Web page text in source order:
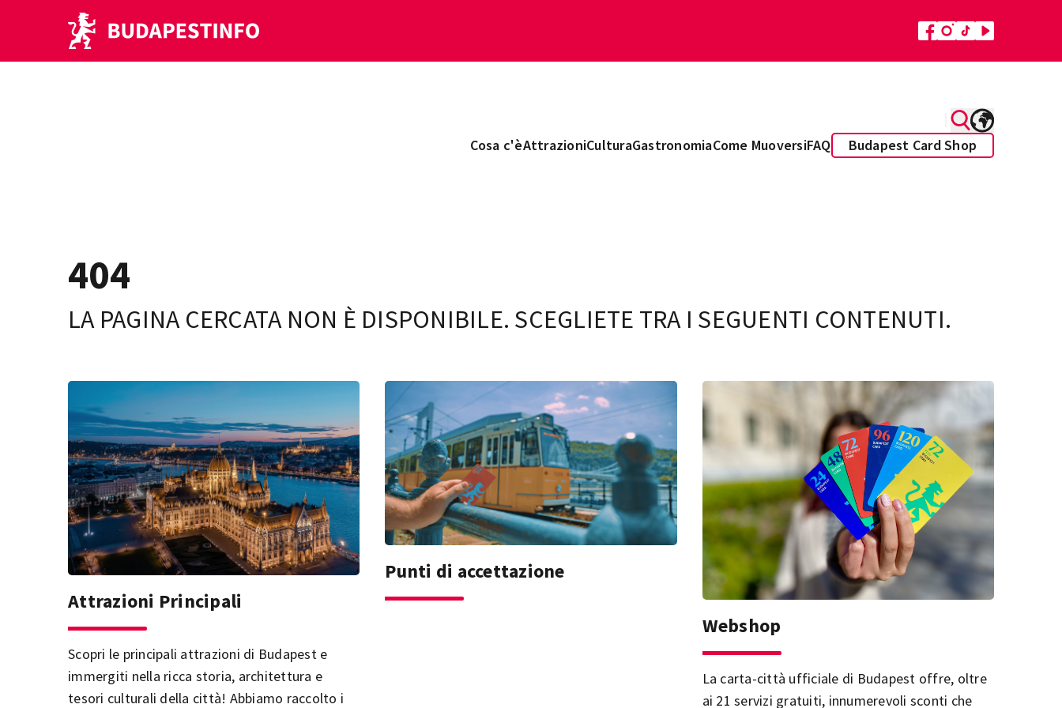
Cosa c'èAttrazioniCulturaGastronomiaCome MuoversiFAQ Budapest Card Shop
404
LA PAGINA CERCATA NON È DISPONIBILE. SCEGLIETE TRA I SEGUENTI CONTENUTI.
Attrazioni Principali
Scopri le principali attrazioni di Budapest e
immergiti nella ricca storia, architettura e
tesori culturali della città! Abbiamo raccolto i
Punti di accettazione
Webshop
La carta-città ufficiale di Budapest offre, oltre
ai 21 servizi gratuiti, innumerevoli sconti che